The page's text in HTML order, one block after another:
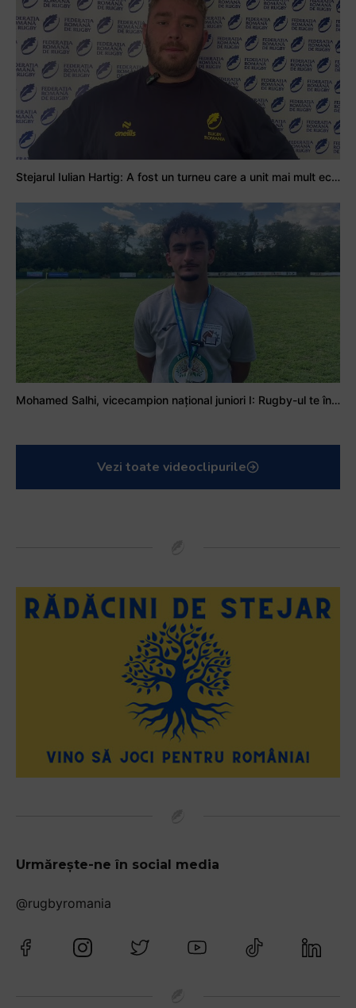
Stejarul Iulian Hartig: A fost un turneu care a unit mai mult echipa
Mohamed Salhi, vicecampion național juniori I: Rugby-ul te învață să accepți și înfrângerile
Vezi toate videoclipurile
Urmărește-ne în social media
@rugbyromania